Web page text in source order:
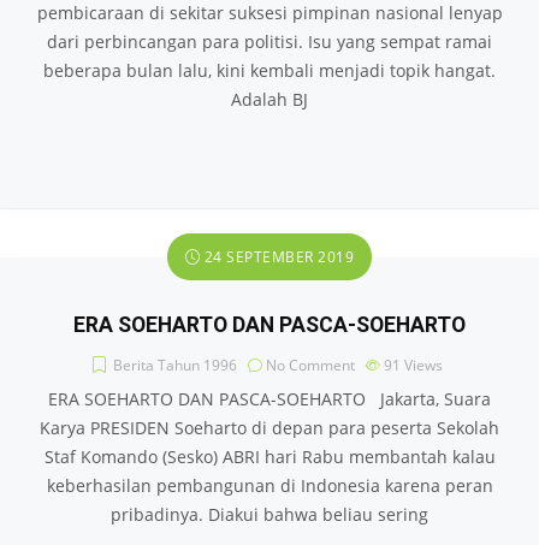
pembicaraan di sekitar suksesi pimpinan nasional lenyap
dari perbincangan para politisi. Isu yang sempat ramai
beberapa bulan lalu, kini kembali menjadi topik hangat.
Adalah BJ
24 SEPTEMBER 2019
ERA SOEHARTO DAN PASCA-SOEHARTO
Berita Tahun 1996 No Comment 91 Views
ERA SOEHARTO DAN PASCA-SOEHARTO Jakarta, Suara
Karya PRESIDEN Soeharto di depan para peserta Sekolah
Staf Komando (Sesko) ABRI hari Rabu membantah kalau
keberhasilan pembangunan di Indonesia karena peran
pribadinya. Diakui bahwa beliau sering